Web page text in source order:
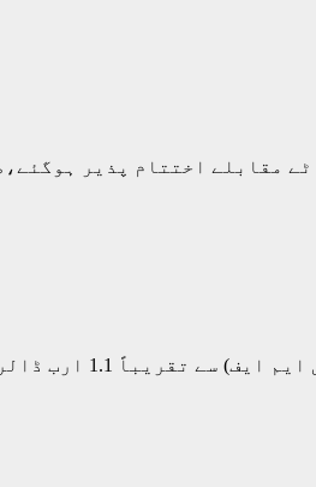
مقابلے اختتام پذیر
اسلام آباد(مانند نیوز